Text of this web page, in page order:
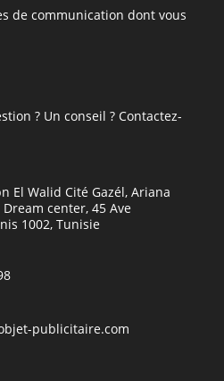
de communication dont vous
? Un conseil ? Contactez-
El Walid Cité Gazél, Ariana
center, 45 Ave
1002, Tunisie
publicitaire.com